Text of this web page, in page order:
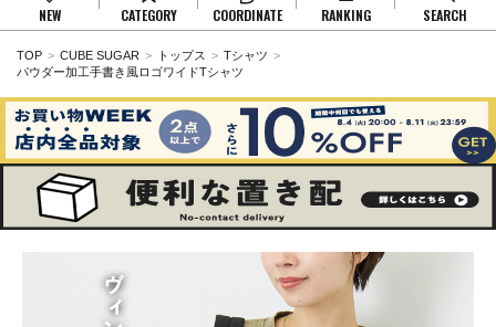
NEW CATEGORY COORDINATE RANKING SEARCH
TOP CUBE SUGAR トップス
Tシャツ
パウダー加工手書き風ロゴワイドTシャツ